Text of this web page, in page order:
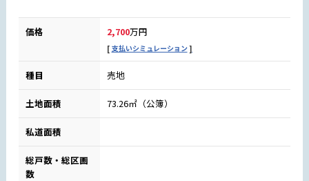
価格 2,700万円
支払いシミュレーション
種目 売地
土地面積 73.26㎡（公簿）
私道面積
総戸数・総区画
数